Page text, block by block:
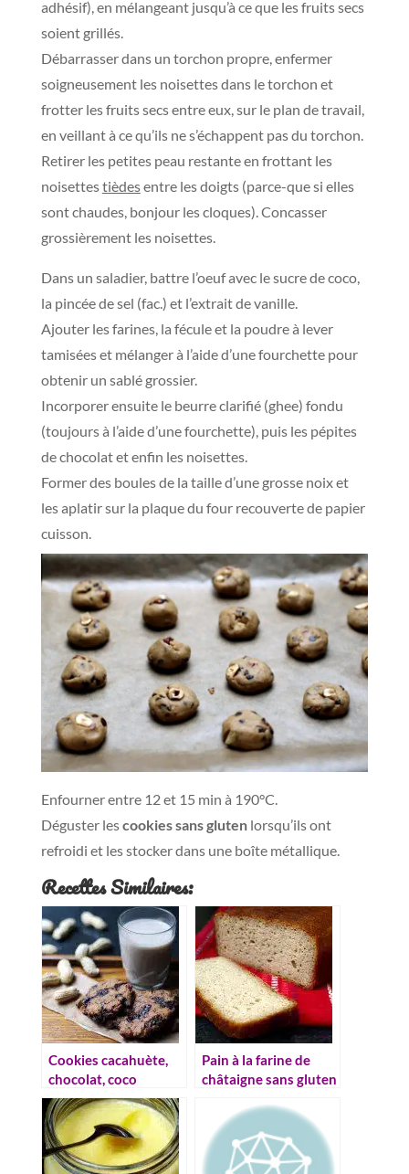
adhésif), en mélangeant jusqu’à ce que les fruits secs
soient grillés.
Débarrasser dans un torchon propre, enfermer
soigneusement les noisettes dans le torchon et
frotter les fruits secs entre eux, sur le plan de travail,
en veillant à ce qu’ils ne s’échappent pas du torchon.
Retirer les petites peau restante en frottant les
noisettestièdesentre les doigts (parce-que si elles
sont chaudes, bonjour les cloques). Concasser
grossièrement les noisettes.
Dans un saladier, battre l’oeuf avec le sucre de coco,
la pincée de sel (fac.) et l’extrait de vanille.
Ajouter les farines, la fécule et la poudre à lever
tamisées et mélanger à l’aide d’une fourchette pour
obtenir un sablé grossier.
Incorporer ensuite le beurre clarifié (ghee) fondu
(toujours à l’aide d’une fourchette), puis les pépites
de chocolat et enfin les noisettes.
Former des boules de la taille d’une grosse noix et
les aplatir sur la plaque du four recouverte de papier
cuisson.
Enfourner entre 12 et 15 min à 190°C.
Déguster lescookies sans glutenlorsqu’ils ont
refroidi et les stocker dans une boîte métallique.
Recettes Similaires:
Cookies cacahuète,
chocolat, coco
Pain à la farine de
châtaigne sans gluten